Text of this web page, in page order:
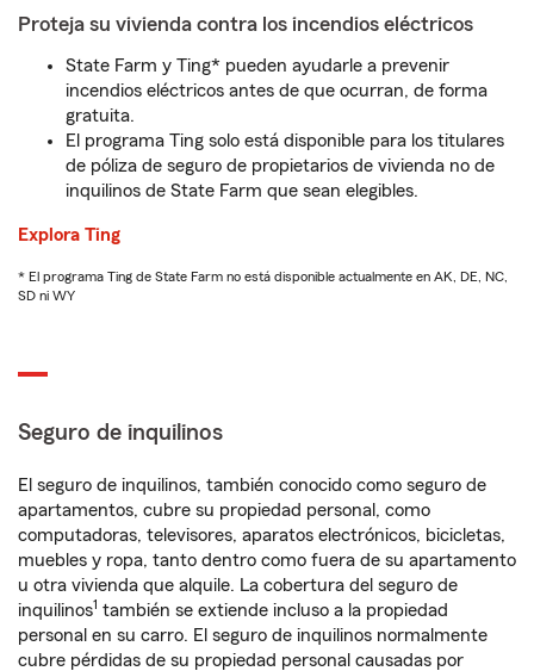
Proteja su vivienda contra los incendios eléctricos
State Farm y Ting* pueden ayudarle a prevenir
incendios eléctricos antes de que ocurran, de forma
gratuita.
El programa Ting solo está disponible para los titulares
de póliza de seguro de propietarios de vivienda no de
inquilinos de State Farm que sean elegibles.
Explora Ting
* El programa Ting de State Farm no está disponible actualmente en AK, DE, NC,
SD ni WY
Seguro de inquilinos
El seguro de inquilinos, también conocido como seguro de
apartamentos, cubre su propiedad personal, como
computadoras, televisores, aparatos electrónicos, bicicletas,
muebles y ropa, tanto dentro como fuera de su apartamento
u otra vivienda que alquile. La cobertura del seguro de
inquilinos1 también se extiende incluso a la propiedad
personal en su carro. El seguro de inquilinos normalmente
cubre pérdidas de su propiedad personal causadas por